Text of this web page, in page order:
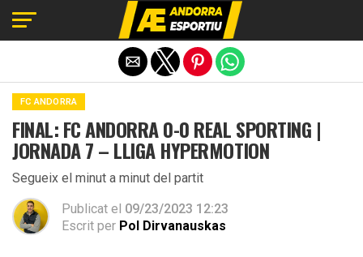
FC ANDORRA
FINAL: FC ANDORRA 0-0 REAL SPORTING |
JORNADA 7 – LLIGA HYPERMOTION
Segueix el minut a minut del partit
Publicat el 09/23/2023 12:23
Escrit per Pol Dirvanauskas
Exit mobile version